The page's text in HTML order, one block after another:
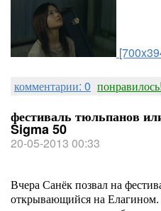
комментарии: 0 понравилось!
фестиваль тюльпанов
Sigma 50
20-05-2013 00:33
Вчера Санёк позвал на
открывающийся на